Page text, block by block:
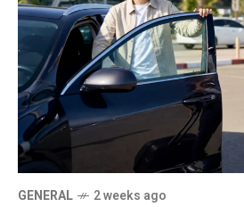
GENERAL 2 weeks ago